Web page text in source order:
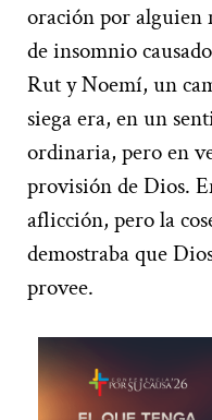
oración por alguien
de insomnio
Rut y Noemí, un
siega era, en un
ordinaria, pero en
provisión de Dios.
aflicción, pero la
demostraba que
provee.